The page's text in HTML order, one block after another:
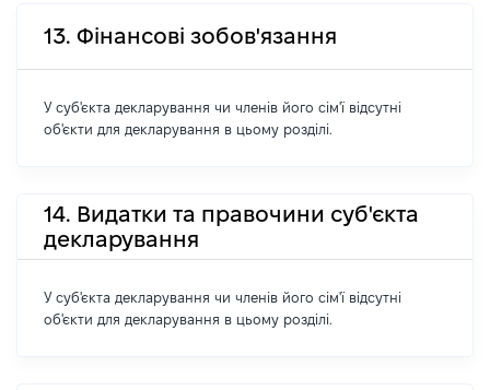
13. Фінансові зобов'язання
У суб'єкта декларування чи членів його сім'ї відсутні
об'єкти для декларування в цьому розділі.
14. Видатки та правочини суб'єкта
декларування
У суб'єкта декларування чи членів його сім'ї відсутні
об'єкти для декларування в цьому розділі.